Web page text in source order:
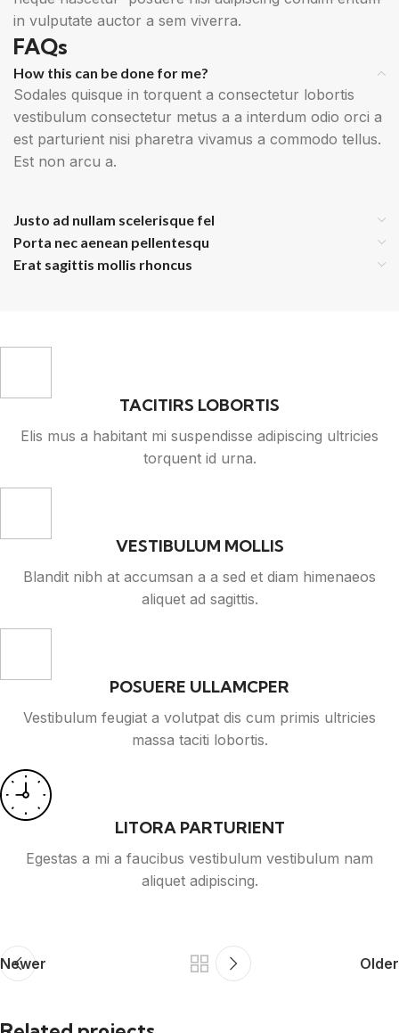
in vulputate auctor a sem viverra.
FAQs
How this can be done for me?
Sodales quisque in torquent a consectetur lobortis
vestibulum consectetur metus a a interdum odio orci a
est parturient nisi pharetra vivamus a commodo tellus.
Est non arcu a.
Justo ad nullam scelerisque fel
Porta nec aenean pellentesqu
Erat sagittis mollis rhoncus
TACITIRS LOBORTIS
Elis mus a habitant mi suspendisse adipiscing ultricies
torquent id urna.
VESTIBULUM MOLLIS
Blandit nibh at accumsan a a sed et diam himenaeos
aliquet ad sagittis.
POSUERE ULLAMCPER
Vestibulum feugiat a volutpat dis cum primis ultricies
massa taciti lobortis.
LITORA PARTURIENT
Egestas a mi a faucibus vestibulum vestibulum nam
aliquet adipiscing.
Newer Older